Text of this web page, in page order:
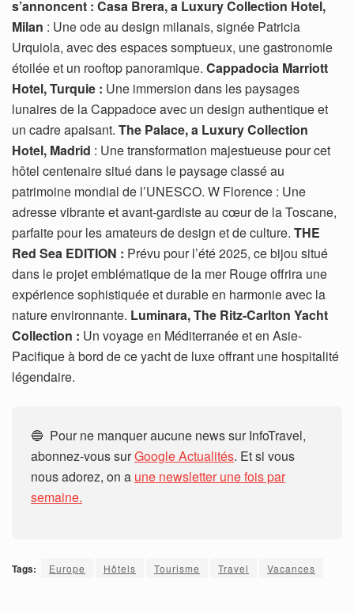
s’annoncent : Casa Brera, a Luxury Collection Hotel,
Milan : Une ode au design milanais, signée Patricia
Urquiola, avec des espaces somptueux, une gastronomie
étoilée et un rooftop panoramique. Cappadocia Marriott
Hotel, Turquie : Une immersion dans les paysages
lunaires de la Cappadoce avec un design authentique et
un cadre apaisant. The Palace, a Luxury Collection
Hotel, Madrid : Une transformation majestueuse pour cet
hôtel centenaire situé dans le paysage classé au
patrimoine mondial de l’UNESCO. W Florence : Une
adresse vibrante et avant-gardiste au cœur de la Toscane,
parfaite pour les amateurs de design et de culture. THE
Red Sea EDITION : Prévu pour l’été 2025, ce bijou situé
dans le projet emblématique de la mer Rouge offrira une
expérience sophistiquée et durable en harmonie avec la
nature environnante. Luminara, The Ritz-Carlton Yacht
Collection : Un voyage en Méditerranée et en Asie-
Pacifique à bord de ce yacht de luxe offrant une hospitalité
légendaire.
🔵 Pour ne manquer aucune news sur InfoTravel,
abonnez-vous surGoogle Actualités. Et si vous
nous adorez, on a une newsletter une fois par
semaine.
Tags: Europe Hôtels Tourisme Travel Vacances